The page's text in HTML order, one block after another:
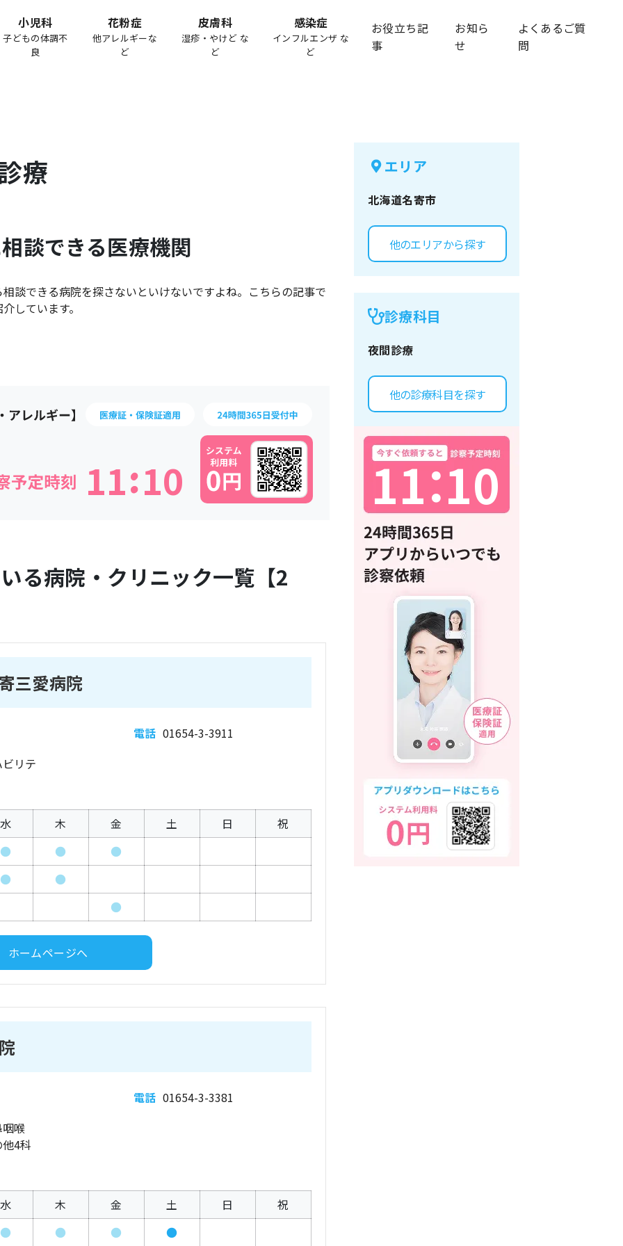
小児科
子どもの体調不
良
花粉症
他アレルギーな
ど
皮膚科
湿疹・やけど な
ど
感染症
インフルエンザ な
ど
お役立ち記
事
お知ら
せ
よくあるご質
問
療
談できる医療機関
談できる病院を探さないといけないですよね。こちらの記事で
しています。
11 10
:
る病院・クリニック一覧【2
三愛病院
電話 01654-3-3911
リテ
水 木 金 土 日
祝
●
●
●
●
●
●
ホームページへ
電話 01654-3-3381
喉
4科
水 木 金 土 日
祝
●
● ● ●
エリア
北海道名寄市
他のエリアから探す
診療科目
夜間診療
他の診療科目を探す
11：
10